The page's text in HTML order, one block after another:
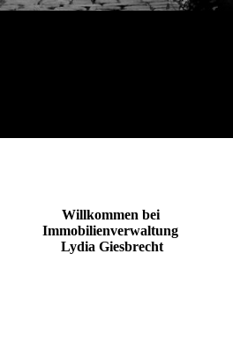
Willkommen bei
Immobilienverwaltung
Lydia Giesbrecht